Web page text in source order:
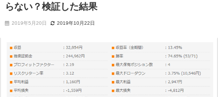
らない？検証した結果
2019年5月20日 2019年10月22日